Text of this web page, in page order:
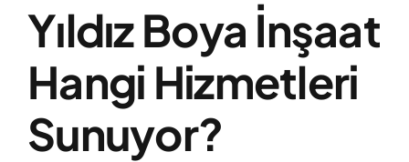
Hakkımızda
Referanslarımız
İletişim
Yıldız Boya İnşaat
Hangi Hizmetleri
Sunuyor?